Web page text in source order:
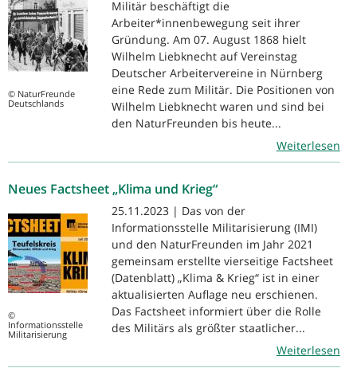
© NaturFreunde
Deutschlands
Militär beschäftigt die
Arbeiter*innenbewegung seit ihrer
Gründung. Am 07. August 1868 hielt
Wilhelm Liebknecht auf Vereinstag
Deutscher Arbeitervereine in Nürnberg
eine Rede zum Militär. Die Positionen von
Wilhelm Liebknecht waren und sind bei
den NaturFreunden bis heute...
Weiterlesen
Neues Factsheet „Klima und Krieg“
©
Informationsstelle
Militarisierung
25.11.2023 | Das von der
Informationsstelle Militarisierung (IMI)
und den NaturFreunden im Jahr 2021
gemeinsam erstellte vierseitige Factsheet
(Datenblatt) „Klima & Krieg“ ist in einer
aktualisierten Auflage neu erschienen.
Das Factsheet informiert über die Rolle
des Militärs als größter staatlicher...
Weiterlesen